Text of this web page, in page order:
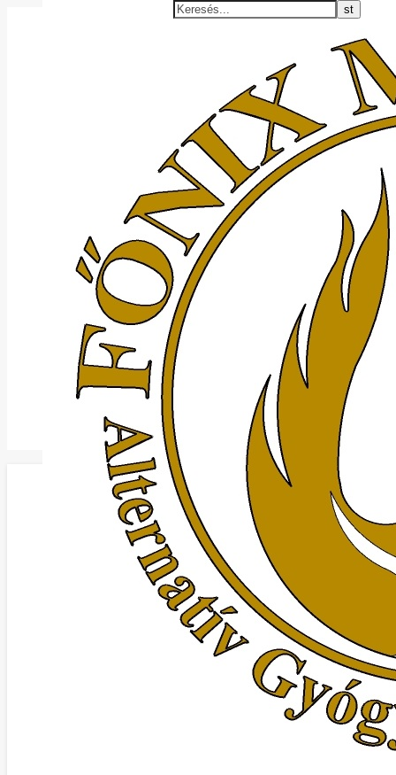
KEZDŐOLDAL
BEMUTATKOZÁS
OKTATÓINK
PARTNEREINK:
KÉPGALÉRIA
KAPCSOLAT
MÉDIA MEGJELENÉSEK
INTERJÚ A FŐNIX MASSZÁZS
ALTERNATÍV GYÓGYMÓDOK ÉS
KÉPZÉSEK OKTATÓIVAL A
SZOLNOK TV ELIXÍR 2020.06.23.
MŰSORÁBAN.
ADATKEZELÉSI TÁJÉKOZTATÓ